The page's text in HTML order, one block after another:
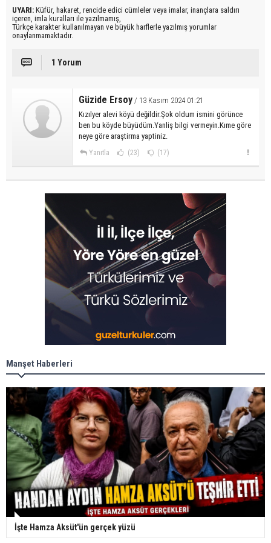
UYARI: Küfür, hakaret, rencide edici cümleler veya imalar, inançlara saldırı
içeren, imla kuralları ile yazılmamış,
Türkçe karakter kullanılmayan ve büyük harflerle yazılmış yorumlar
onaylanmamaktadır.
1 Yorum
Güzide Ersoy / 13 Kasım 2024 01:21
Kızılyer alevi köyü değildir.Şok oldum ismini görünce
ben bu köyde büyüdüm.Yanliş bilgi vermeyin.Kıme göre
neye göre araştirma yaptiniz.
Yanıtla (23) (17)
Manşet Haberleri
İşte Hamza Aksüt'ün gerçek yüzü